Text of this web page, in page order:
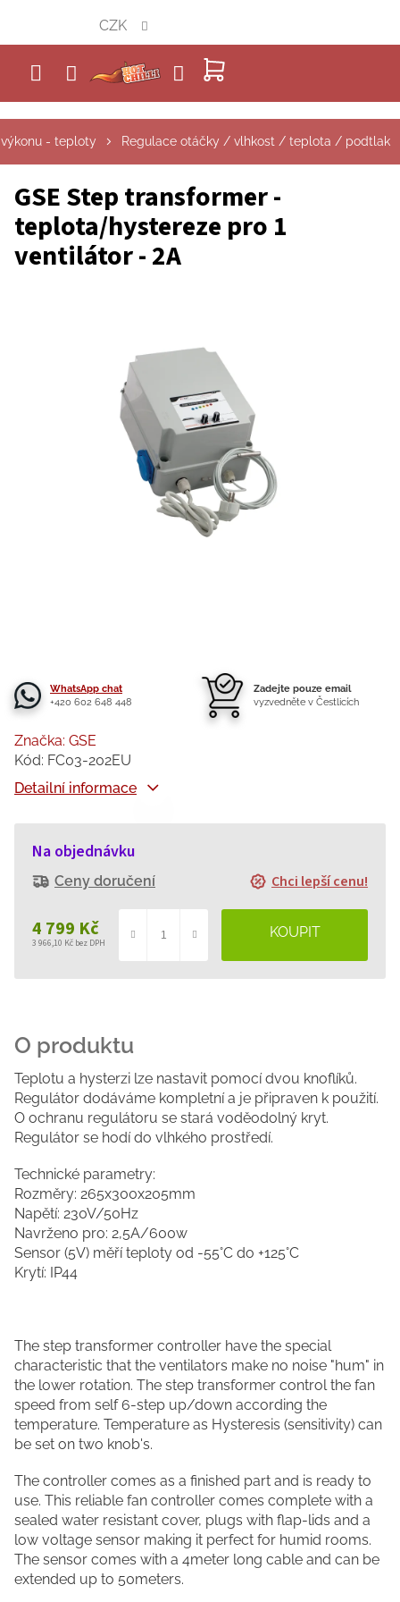
obsah
NÁKUPNÍ
KOŠÍK
CZK
- teploty Regulace otáčky / vlhkost / teplota / podtlak
GSE Step transformer -
teplota/hystereze pro 1
ventilátor - 2A
WhatsApp chat
+420 602 648 448
Zadejte pouze email
vyzvedněte v Čestlicích
4 799 Kč
3 966,10 Kč bez DPH
cena:
Na objednávku
Ceny doručení Chci lepší cenu!
Detailní informace
Značka: GSE
Kód: FC03-202EU
Teplotu a hysterzi lze nastavit pomocí dvou knoflíků.
Regulátor dodáváme kompletní a je připraven k použití.
O ochranu regulátoru se stará voděodolný kryt.
Regulátor se hodí do vlhkého prostředí.
Technické parametry:
Rozměry: 265x300x205mm
Napětí: 230V/50Hz
Navrženo pro: 2,5A/600w
Sensor (5V) měří teploty od -55°C do +125°C
Krytí: IP44
The step transformer controller have the special
characteristic that the ventilators make no noise "hum" in
the lower rotation. The step transformer control the fan
speed from self 6-step up/down according the
temperature. Temperature as Hysteresis (sensitivity) can
be set on two knob's.
The controller comes as a finished part and is ready to
use. This reliable fan controller comes complete with a
sealed water resistant cover, plugs with flap-lids and a
low voltage sensor making it perfect for humid rooms.
The sensor comes with a 4meter long cable and can be
extended up to 50meters.